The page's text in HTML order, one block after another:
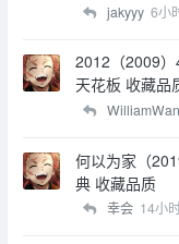
jakyyy 6小
2012（2009
天花板 收藏品
何以为家（
典 收藏品质
幸会 14小